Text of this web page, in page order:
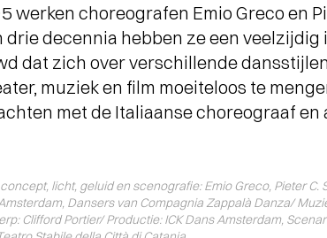
werken choreografen Emio Greco en
drie decennia hebben ze een
dat zich over verschillende
muziek en film moeiteloos te
met de Italiaanse choreograaf en
licht, geluid en scenografie: Emio Greco, Pieter
Dansers van Compagnia Zappalà Danza/
Clifford Portier/ Productie: ICK Dans Amsterdam,